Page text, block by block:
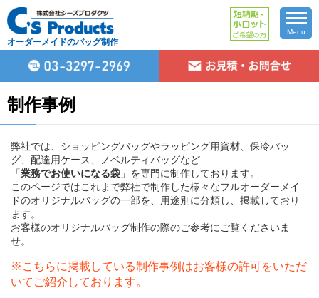
オーダーメイドのバッグ制作
Menu
制作事例
弊社では、ショッピングバッグやラッピング用資材、保冷バッ
グ、配達用ケース、ノベルティバッグなど
「業務でお使いになる袋 」を専門に制作しております。
このページではこれまで弊社で制作した様々なフルオーダーメイ
ドのオリジナルバッグの一部を、用途別に分類し、掲載しており
ます。
お客様のオリジナルバッグ制作の際のご参考にご覧くださいま
せ。
※こちらに掲載している制作事例はお客様の許可をいただ
いてご紹介しております。